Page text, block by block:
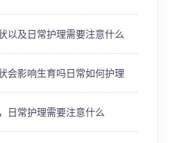
以及日常护理需要注意什么
会影响生育吗日常如何护理
日常护理需要注意什么